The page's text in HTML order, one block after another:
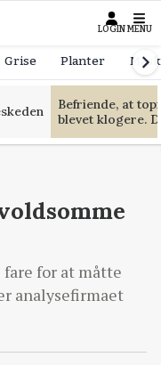
LOGIN MENU
Grise Planter
Befriende, at
blevet klogere.
for at måtte
analysefirmaet